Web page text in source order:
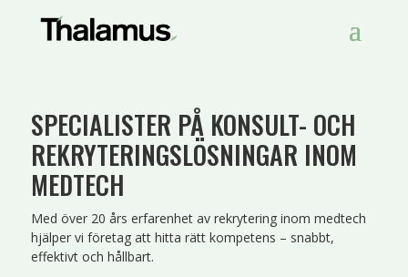
SPECIALISTER PÅ KONSULT- OCH
REKRYTERINGSLÖSNINGAR INOM
MEDTECH
Med över 20 års erfarenhet av rekrytering inom medtech
hjälper vi företag att hitta rätt kompetens – snabbt,
effektivt och hållbart.